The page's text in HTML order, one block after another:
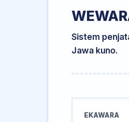
Sistem
Jawa kuno.
EKAWARA